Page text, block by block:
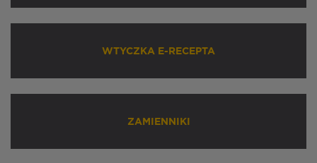
WTYCZKA E-RECEPTA
ZAMIENNIKI